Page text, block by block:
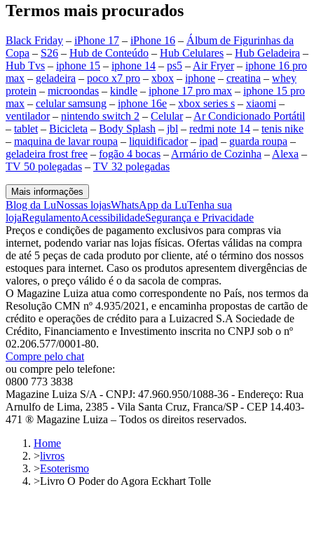
Termos mais procurados
Black Friday – iPhone 17 – iPhone 16 – Álbum de Figurinhas da
Copa – S26 – Hub de Conteúdo – Hub Celulares – Hub Geladeira –
Hub Tvs – iphone 15 – iphone 14 – ps5 – Air Fryer– iphone 16 pro
max – geladeira – poco x7 pro – xbox – iphone – creatina – whey
protein – microondas – kindle – iphone 17 pro max – iphone 15 pro
max – celular samsung – iphone 16e – xbox series s – xiaomi –
ventilador– nintendo switch 2 – Celular– Ar Condicionado Portátil
– tablet – Bicicleta – Body Splash – jbl – redmi note 14 – tenis nike
– maquina de lavar roupa – liquidificador– ipad – guarda roupa –
geladeira frost free – fogão 4 bocas – Armário de Cozinha – Alexa –
TV 50 polegadas – TV 32 polegadas
Mais informações
Blog da LuNossas lojasWhatsApp da LuTenha sua
lojaRegulamentoAcessibilidadeSegurança e Privacidade
Preços e condições de pagamento exclusivos para compras via
internet, podendo variar nas lojas físicas. Ofertas válidas na compra
de até 5 peças de cada produto por cliente, até o término dos nossos
estoques para internet. Caso os produtos apresentem divergências de
valores, o preço válido é o da sacola de compras.
O Magazine Luiza atua como correspondente no País, nos termos da
Resolução CMN nº 4.935/2021, e encaminha propostas de cartão de
crédito e operações de crédito para a Luizacred S.A Sociedade de
Crédito, Financiamento e Investimento inscrita no CNPJ sob o nº
02.206.577/0001-80.
Compre pelo chat
ou compre pelo telefone:
0800 773 3838
Magazine Luiza S/A - CNPJ: 47.960.950/1088-36 - Endereço: Rua
Arnulfo de Lima, 2385 - Vila Santa Cruz, Franca/SP - CEP 14.403-
471 ® Magazine Luiza – Todos os direitos reservados.
Home
>livros
>Esoterismo
>Livro O Poder do Agora Eckhart Tolle